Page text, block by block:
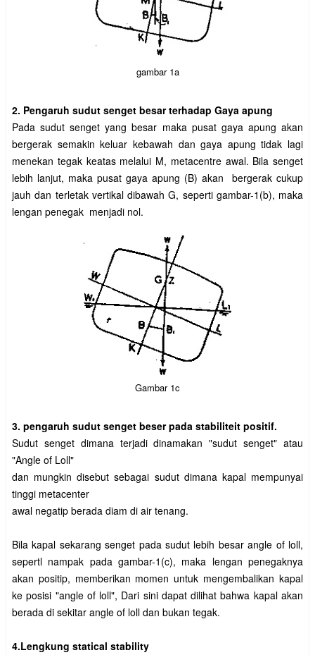
gambar 1a
2. Pengaruh sudut senget besar terhadap Gaya apung
Pada sudut senget yang besar maka pusat gaya apung akan
bergerak semakin keluar kebawah dan gaya apung tidak lagi
menekan tegak keatas melalui M, metacentre awal. Bila senget
lebih lanjut, maka pusat gaya apung (B) akan bergerak cukup
jauh dan terletak vertikal dibawah G, seperti gambar-1(b), maka
lengan penegak menjadi nol.
Gambar 1c
3. pengaruh sudut senget beser pada stabiliteit positif.
Sudut senget dimana terjadi dinamakan "sudut senget" atau
"Angle of Loll"
dan mungkin disebut sebagai sudut dimana kapal mempunyai
tinggi metacenter
awal negatip berada diam di air tenang.
Bila kapal sekarang senget pada sudut lebih besar angle of loll,
sepertl nampak pada gambar-1(c), maka lengan penegaknya
akan positip, memberikan momen untuk mengembalikan kapal
ke posisi "angle of loll", Dari sini dapat dilihat bahwa kapal akan
berada di sekitar angle of loll dan bukan tegak.
4.Lengkung statical stability